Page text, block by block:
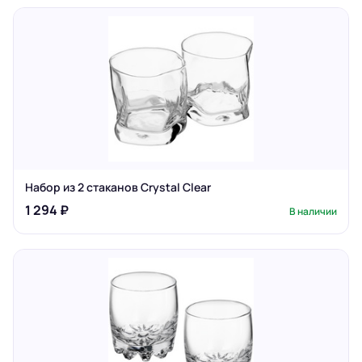
Набор из 2 стаканов Crystal Clear
1 294 ₽ В наличии